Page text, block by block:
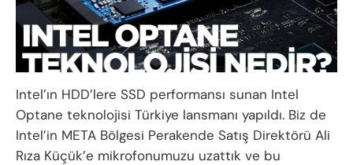
Intel’ın HDD’lere SSD performansı sunan Intel
Optane teknolojisi Türkiye lansmanı yapıldı. Biz de
Intel’in META Bölgesi Perakende Satış Direktörü Ali
Rıza Küçük’e mikrofonumuzu uzattık ve bu